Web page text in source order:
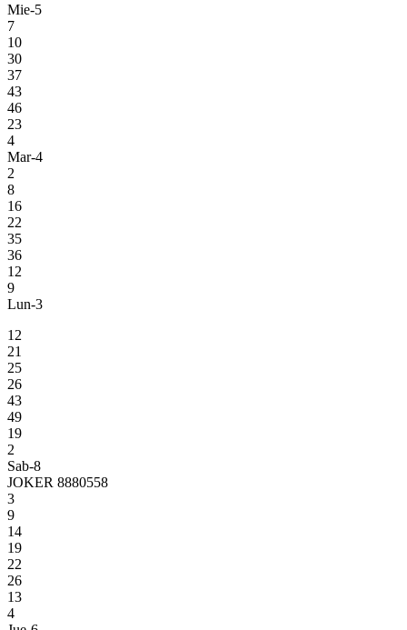
Mie-5
7
10
30
37
43
46
23
4
Mar-4
2
8
16
22
35
36
12
9
Lun-3
12
21
25
26
43
49
19
2
Sab-8
JOKER 8880558
3
9
14
19
22
26
13
4